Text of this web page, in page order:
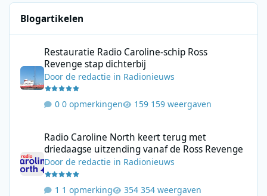
Blogartikelen
Restauratie Radio Caroline-schip Ross
Revenge stap dichterbij
Doorde redactie in Radionieuws
0 opmerkingen 159 weergaven
Radio Caroline North keert terug met
driedaagse uitzending vanaf de Ross Revenge
Doorde redactie in Radionieuws
1 opmerking 354 weergaven